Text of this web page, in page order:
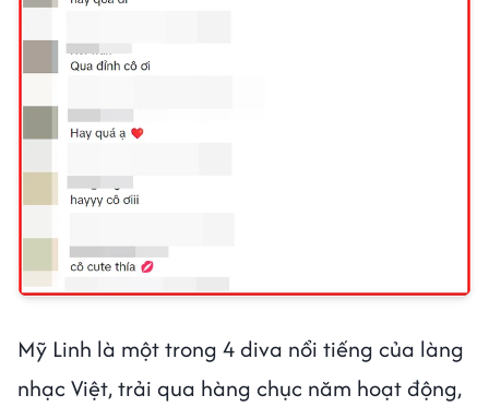
Mỹ Linh là một trong 4 diva nổi tiếng của làng
nhạc Việt, trải qua hàng chục năm hoạt động,